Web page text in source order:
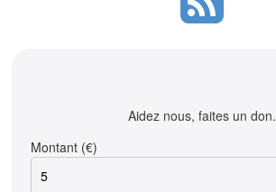
Aidez nous, faites un don.
Montant (€)